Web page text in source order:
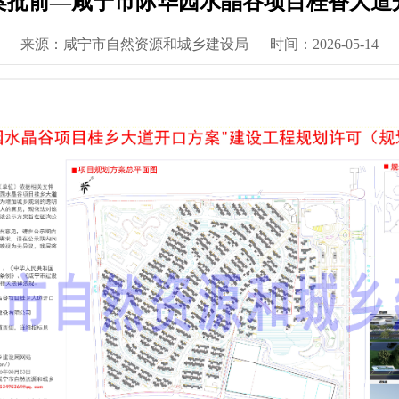
来源：咸宁市自然资源和城乡建设局 时间：2026-05-14